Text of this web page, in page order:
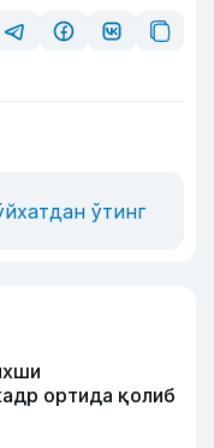
ўтинг
ортида қолиб